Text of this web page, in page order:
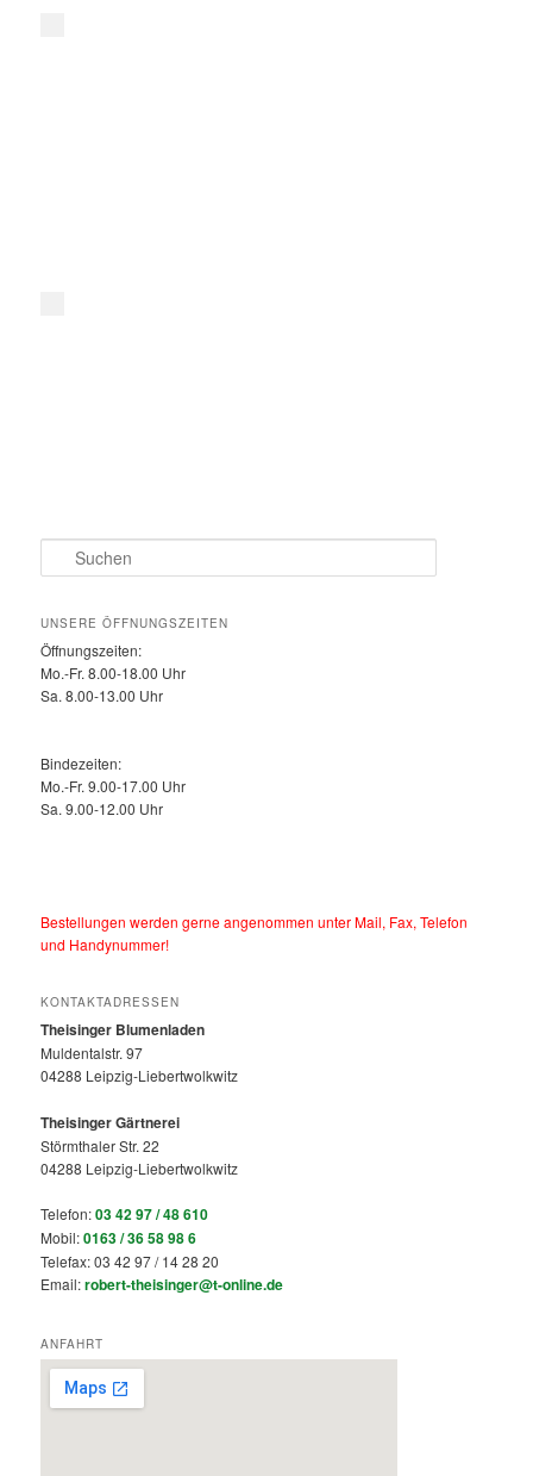
u
h
e
n
UNSERE ÖFFNUNGSZEITEN
Öffnungszeiten:
Mo.-Fr. 8.00-18.00 Uhr
Sa. 8.00-13.00 Uhr
Bindezeiten:
Mo.-Fr. 9.00-17.00 Uhr
Sa. 9.00-12.00 Uhr
Bestellungen werden gerne angenommen unter Mail, Fax, Telefon
und Handynummer!
KONTAKTADRESSEN
Theisinger Blumenladen
Muldentalstr. 97
04288 Leipzig-Liebertwolkwitz
Theisinger Gärtnerei
Störmthaler Str. 22
04288 Leipzig-Liebertwolkwitz
Telefon:03 42 97 / 48 610
Mobil:0163 / 36 58 98 6
Telefax: 03 42 97 / 14 28 20
Email:robert-theisinger@t-online.de
ANFAHRT